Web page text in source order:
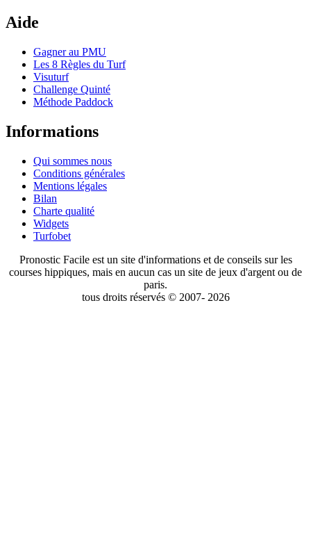
Aide
Gagner au PMU
Les 8 Règles du Turf
Visuturf
Challenge Quinté
Méthode Paddock
Informations
Qui sommes nous
Conditions générales
Mentions légales
Bilan
Charte qualité
Widgets
Turfobet
Pronostic Facile est un site d'informations et de conseils sur les
courses hippiques, mais en aucun cas un site de jeux d'argent ou de
paris.
tous droits réservés © 2007- 2026